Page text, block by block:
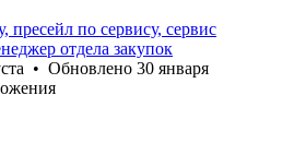
пресейл по сервису, сервис
отдела закупок
• Обновлено 30 января